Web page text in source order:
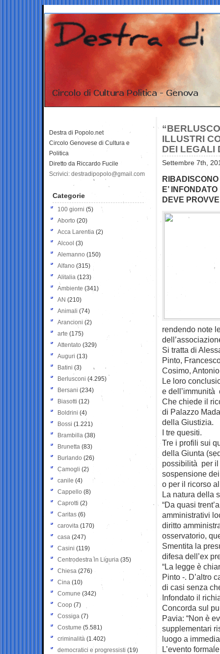
ILLUSTRI
DEI LEGALI
Settembre 7th,
E’
DEVE
rendendo note
Si tratta di
Pinto,
Cosimo,
Le loro
e dell’immunità
Che chiede il
di Palazzo
della Giustizia.
I tre quesiti.
Tre i profili sui
della Giunta
possibilità per il
sospensione
o per il ricorso
La natura della
“Da quasi
amministrativi
diritto
osservatorio,
Smentita la
difesa dell’ex
“La legge è
Pinto -. D’altro
di casi senza
Infondato il
Concorda sul
Pavia: “Non è
supplementari
luogo a
L’evento
Destra di Popolo.net
Circolo Genovese di Cultura e
Politica
Diretto da Riccardo Fucile
Scrivici: destradipopolo@gmail.com
Categorie
100 giorni (5)
Aborto (20)
Acca Larentia (2)
Alcool (3)
Alemanno (150)
Alfano (315)
Alitalia (123)
Ambiente (341)
AN (210)
Animali (74)
Arancioni (2)
arte (175)
Attentato (329)
Auguri (13)
Batini (3)
Berlusconi (4.295)
Bersani (234)
Biasotti (12)
Boldrini (4)
Bossi (1.221)
Brambilla (38)
Brunetta (83)
Burlando (26)
Camogli (2)
canile (4)
Cappello (8)
Caprotti (2)
Caritas (6)
carovita (170)
casa (247)
Casini (119)
Centrodestra in Liguria (35)
Chiesa (276)
Cina (10)
Comune (342)
Coop (7)
Cossiga (7)
Costume (5.581)
criminalità (1.402)
democratici e progressisti (19)